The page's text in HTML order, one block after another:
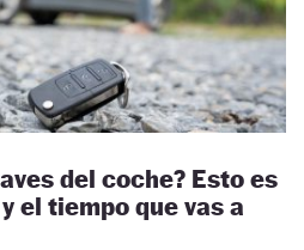
del coche? Esto es
el tiempo que vas a